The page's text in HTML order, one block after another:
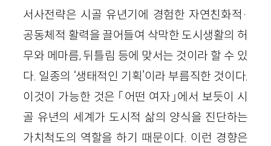
서사전략은 시골 유년기에 경험한 자연친화적·
공동체적 활력을 끌어들여 삭막한 도시생활의 허
무와 메마름, 뒤틀림 등에 맞서는 것이라 할 수 있
다. 일종의 ‘생태적인 기획’이라 부름직한 것이다.
이것이 가능한 것은 「어떤 여자」에서 보듯이 시
골 유년의 세계가 도시적 삶의 양식을 진단하는
가치척도의 역할을 하기 때문이다. 이런 경향은